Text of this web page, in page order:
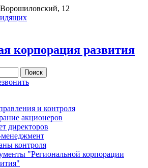
12
корпорация развития
и контроля
акционеров
директоров
контроля
"Региональной корпорации